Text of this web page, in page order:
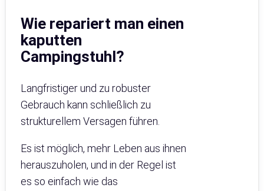
Wie repariert man einen
kaputten
Campingstuhl?
Langfristiger und zu robuster
Gebrauch kann schließlich zu
strukturellem Versagen führen.
Es ist möglich, mehr Leben aus ihnen
herauszuholen, und in der Regel ist
es so einfach wie das